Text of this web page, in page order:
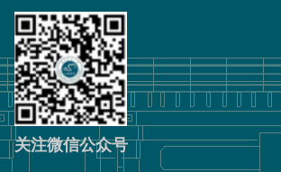
关注微信公众号